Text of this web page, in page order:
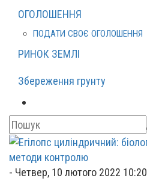
ОГОЛОШЕННЯ
ПОДАТИ СВОЄ ОГОЛОШЕННЯ
РИНОК ЗЕМЛІ
Збереження грунту
- Четвер, 10 лютого 2022 10:20